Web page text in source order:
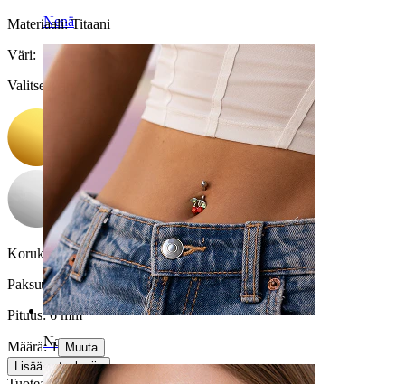
Nenä
Napa
Materiaali:Titaani
Väri:
Valitse Väri
Korukiven väri:Läpinäkyvä
Paksuus:1,2 mm
Pituus:6 mm
Määrä: 1
Muuta
Lisää ostoskoriin